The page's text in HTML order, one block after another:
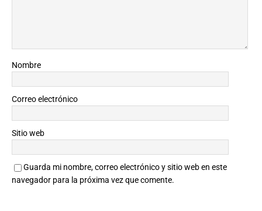
Nombre
Correo electrónico
Sitio web
Guarda mi nombre, correo electrónico y sitio web en este
navegador para la próxima vez que comente.